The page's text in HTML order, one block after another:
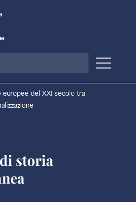
europee del XXI secolo tra
storia